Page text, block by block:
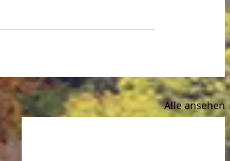
Alle ansehen